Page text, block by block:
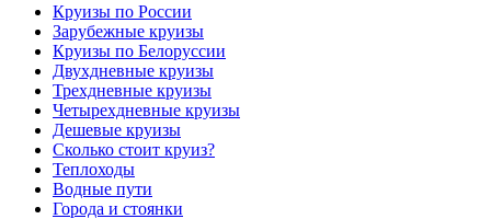
Круизы по России
Зарубежные круизы
Круизы по Белоруссии
Двухдневные круизы
Трехдневные круизы
Четырехдневные круизы
Дешевые круизы
Сколько стоит круиз?
Теплоходы
Водные пути
Города и стоянки